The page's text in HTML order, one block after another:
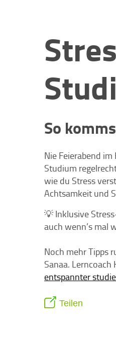
So
Nie Feierabend
Studium
wie du Stress
Achtsamkeit und
💡 Inklusive
auch wenn’s mal
Noch mehr Tipps
Sanaa.
entspannter
Teilen